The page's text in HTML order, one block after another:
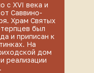
с XVI века и
Саввино-
Храм Святых
был
и приписан к
На
дом
реализации